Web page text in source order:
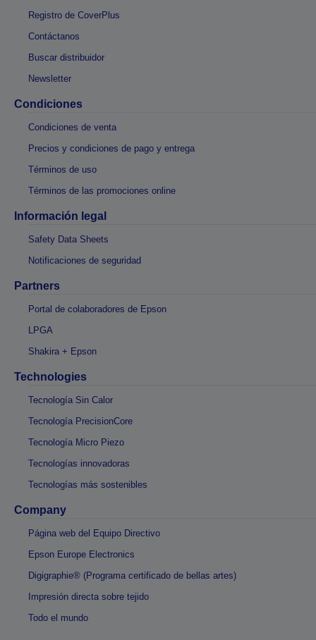
Registro de CoverPlus
Contáctanos
Buscar distribuidor
Newsletter
Condiciones
Condiciones de venta
Precios y condiciones de pago y entrega
Términos de uso
Términos de las promociones online
Información legal
Safety Data Sheets
Notificaciones de seguridad
Partners
Portal de colaboradores de Epson
LPGA
Shakira + Epson
Technologies
Tecnología Sin Calor
Tecnología PrecisionCore
Tecnología Micro Piezo
Tecnologías innovadoras
Tecnologías más sostenibles
Company
Página web del Equipo Directivo
Epson Europe Electronics
Digigraphie® (Programa certificado de bellas artes)
Impresión directa sobre tejido
Todo el mundo